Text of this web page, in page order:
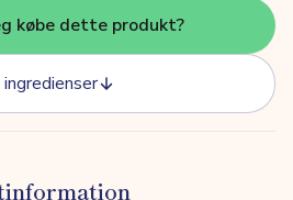
købe dette produkt?
ingredienser